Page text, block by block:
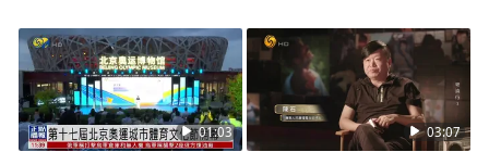
不忘。二十年前，国美举办海报双年展，就
邀请他办过专门的特展，那些山水之作至今
依然沁心难忘。
01:03 03:07